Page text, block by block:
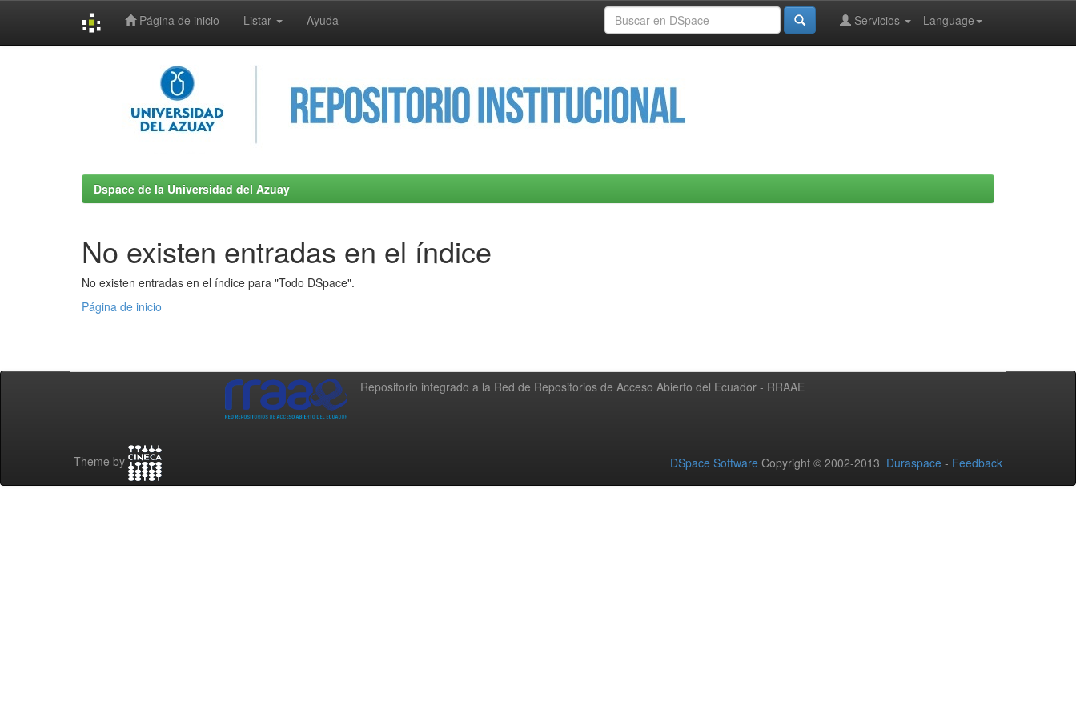
Página de inicio Listar Ayuda Language
Servicios
Dspace de la Universidad del Azuay
No existen entradas en el índice
No existen entradas en el índice para "Todo DSpace".
Página de inicio
Repositorio integrado a la Red de Repositorios de Acceso Abierto del Ecuador - RRAAE
Theme by DSpace Software Copyright © 2002-2013 Duraspace - Feedback